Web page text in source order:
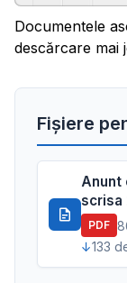
Documentele
descărcare mai
Fișiere
Anunt
scrisa
PDF
133